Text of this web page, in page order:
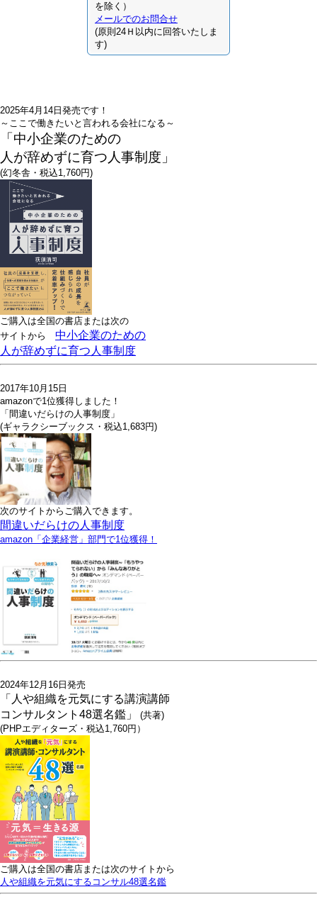
を除く）
メールでのお問合せ
(原則24Ｈ以内に回答いたしま
す)
2025年4月14日発売です！
～ここで働きたいと言われる会社になる～
「中小企業のための
人が辞めずに育つ人事制度」
(幻冬舎・税込1,760円)
ご購入は全国の書店または次の
サイトから 中小企業のための
人が辞めずに育つ人事制度
2017年10月15日
amazonで1位獲得しました！
「間違いだらけの人事制度」
(ギャラクシーブックス・税込1,683円)
次のサイトからご購入できます。
間違いだらけの人事制度
amazon「企業経営」部門で1位獲得！
2024年12月16日発売
「人や組織を元気にする講演講師
コンサルタント48選名鑑」 (共著)
(PHPエディターズ・税込1,760円）
ご購入は全国の書店または次のサイトから
人や組織を元気にするコンサル48選名鑑